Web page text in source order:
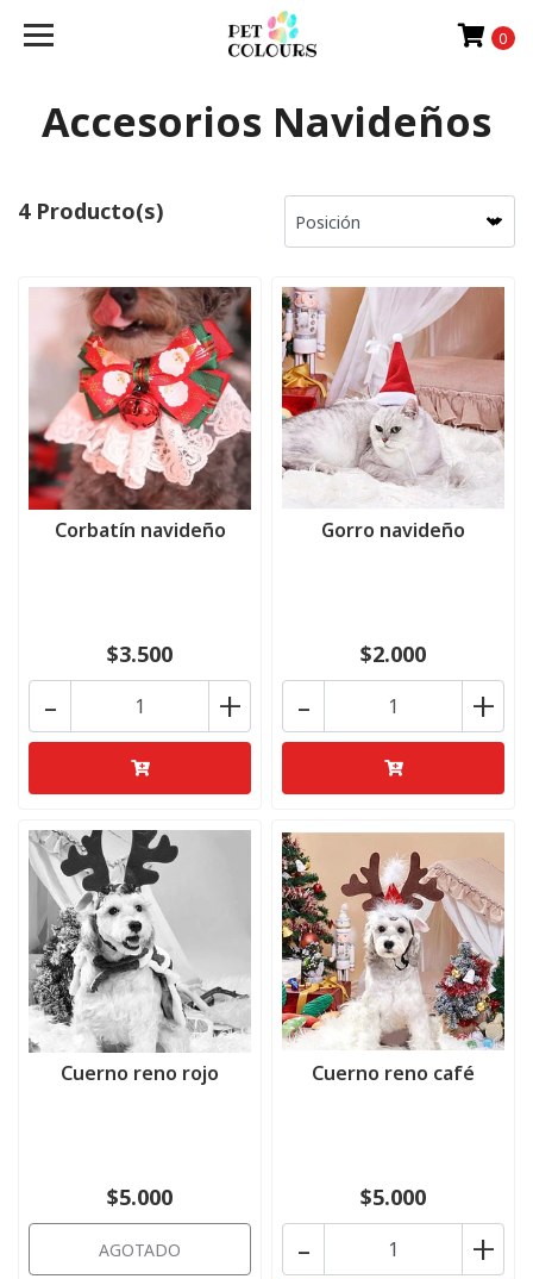
0
Accesorios Navideños
4 Producto(s)
Corbatín navideño
$3.500
+
-
Gorro navideño
$2.000
+
-
Cuerno reno rojo
$5.000
AGOTADO
Cuerno reno café
$5.000
+
-